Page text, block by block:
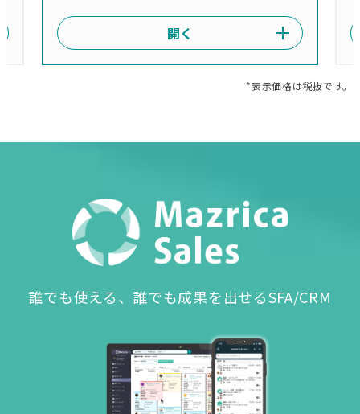
*表示価格は税抜です。
誰でも使える、誰でも成果を出せるSFA/CRM